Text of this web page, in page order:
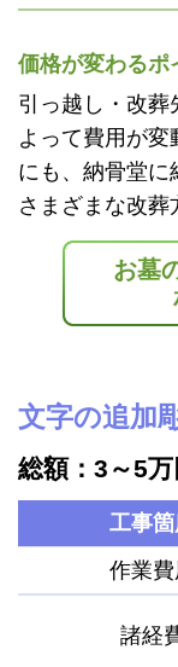
価格が変わるポ
引っ越し・改葬
よって費用が
にも、納骨堂に
さまざまな改葬
お墓
文字の追加
総額：3～5
工事
作業費
諸経